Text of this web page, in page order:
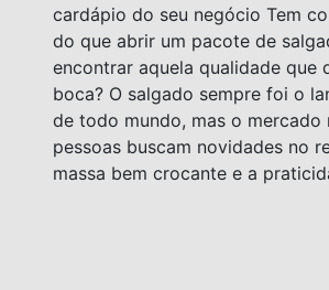
cardápio do seu negócio Tem
do que abrir um pacote de
encontrar aquela qualidade que
boca? O salgado sempre foi o
de todo mundo, mas o
pessoas buscam novidades no
massa bem crocante e a